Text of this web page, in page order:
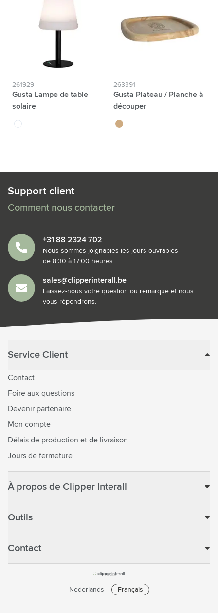
261929
Gusta Lampe de table
solaire
blanc
263391
Gusta Plateau / Planche à
découper
brun bois
Support client
Comment nous contacter
+31 88 2324 702
Nous sommes joignables les jours ouvrables
de 8:30 à 17:00 heures.
sales@clipperinterall.be
Laissez-nous votre question ou remarque et nous
vous répondrons.
Service Client
Contact
Foire aux questions
Devenir partenaire
Mon compte
Délais de production et de livraison
Jours de fermeture
À propos de Clipper Interall
Outils
Contact
Nederlands Français